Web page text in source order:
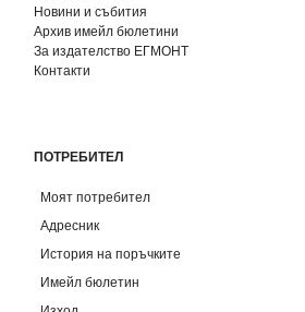
Новини и събития
Архив имейл бюлетини
За издателство ЕГМОНТ
Контакти
ПОТРЕБИТЕЛ
Моят потребител
Адресник
История на поръчките
Имейл бюлетин